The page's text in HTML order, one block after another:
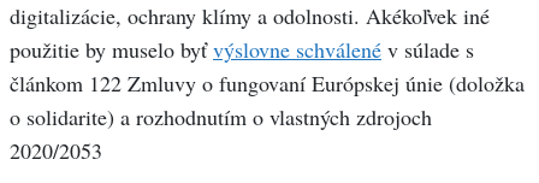
digitalizácie, ochrany klímy a odolnosti. Akékoľvek iné
použitie by muselo byťvýslovne schválené v súlade s
článkom 122 Zmluvy o fungovaní Európskej únie (doložka
o solidarite) a rozhodnutím o vlastných zdrojoch
2020/2053